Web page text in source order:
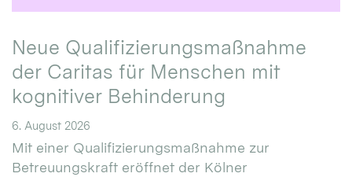
Neue Qualifizierungsmaßnahme
der Caritas für Menschen mit
kognitiver Behinderung
6. August 2026
Mit einer Qualifizierungsmaßnahme zur
Betreuungskraft eröffnet der Kölner